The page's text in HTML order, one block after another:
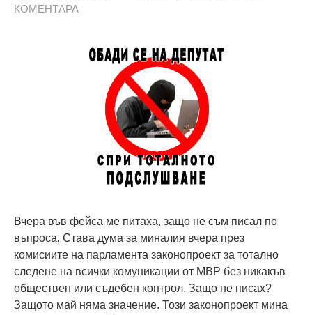
КОМЕНТАРА
Вчера във фейса ме питаха, защо не съм писал по
въпроса. Става дума за миналия вчера през
комисиите на парламента законопроект за тотално
следене на всички комуникации от МВР без никакъв
обществен или съдебен контрол. Защо не писах?
Защото май няма значение. Този законопроект мина